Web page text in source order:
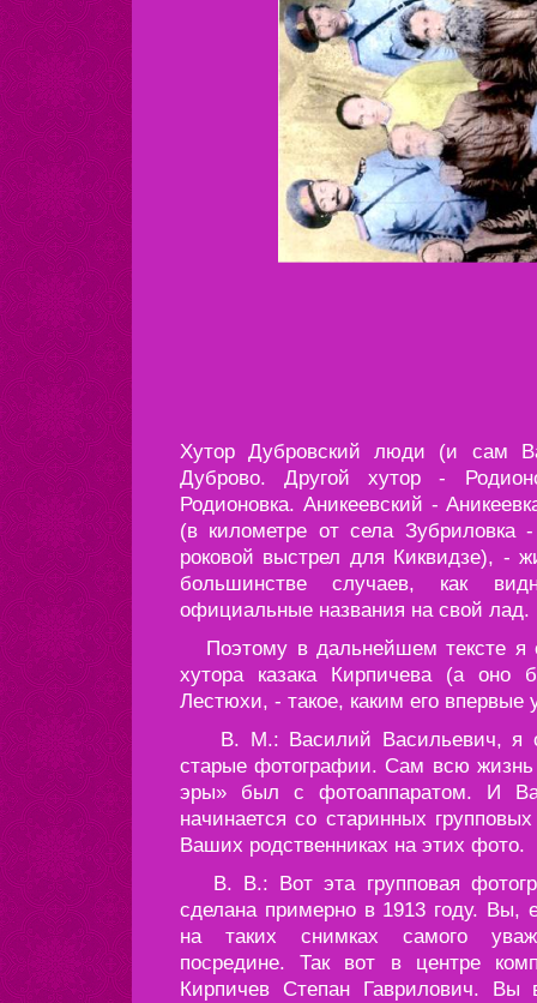
Хутор Дубровский люди (и сам
Дуброво. Другой хутор -
Родионовка. Аникеевский -
(в километре от села Зубриловка
роковой выстрел для Киквидзе), -
большинстве случаев, как
официальные названия на свой лад.
Поэтому в дальнейшем тексте я
хутора казака Кирпичева (а оно
Лестюхи, - такое, каким его впервые
В. М.: Василий Васильевич, я
старые фотографии. Сам всю жизнь
эры» был с фотоаппаратом. И
начинается со старинных
Ваших родственниках на этих фото.
В. В.: Вот эта групповая
сделана примерно в 1913 году. Вы,
на таких снимках самого
посредине. Так вот в центре
Кирпичев Степан Гаврилович.